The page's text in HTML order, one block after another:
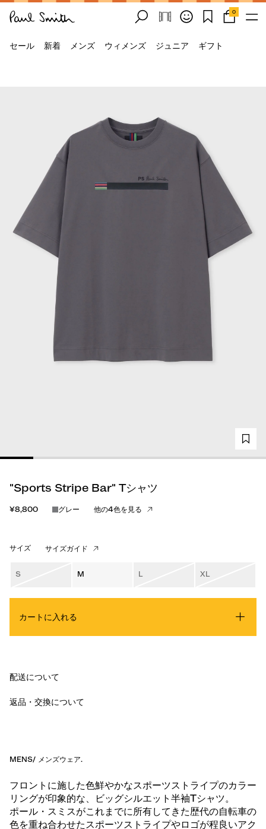
0
セール 新着 メンズ ウィメンズ ジュニア ギフト
"Sports Stripe Bar" Tシャツ
¥8,800 グレー 他の4色を見る
サイズ サイズガイド
S M L XL
カートに入れる
配送について
返品・交換について
MENS/ メンズウェア.
フロントに施した色鮮やかなスポーツストライプのカラー
リングが印象的な、ビッグシルエット半袖Tシャツ。
ポール・スミスがこれまでに所有してきた歴代の自転車の
色を重ね合わせたスポーツストライプやロゴが程良いアク